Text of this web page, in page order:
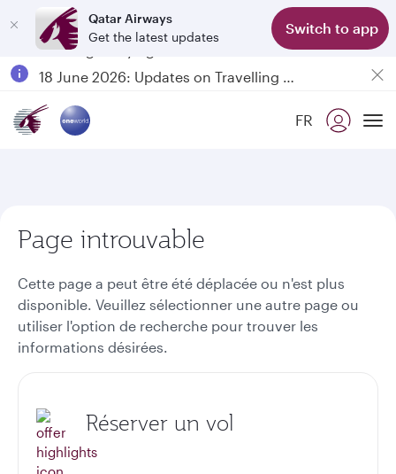
Qatar Airways
Get the latest updates
Switch to app
Passengers flying between Doha and Auckland on QR914 and QR915
FR
Page introuvable
Cette page a peut être été déplacée ou n'est plus
disponible. Veuillez sélectionner une autre page ou
utiliser l'option de recherche pour trouver les
informations désirées.
Réserver un vol